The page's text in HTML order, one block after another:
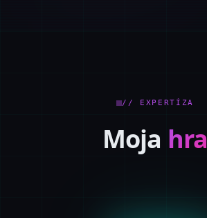
// EXPERTÍZA
Moja hra